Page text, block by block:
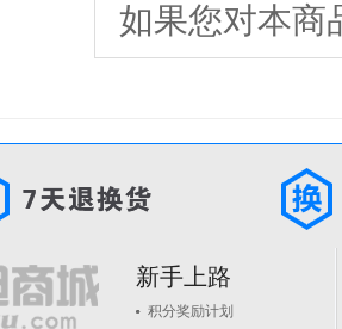
如果您对本商
新手上路
积分奖励计划